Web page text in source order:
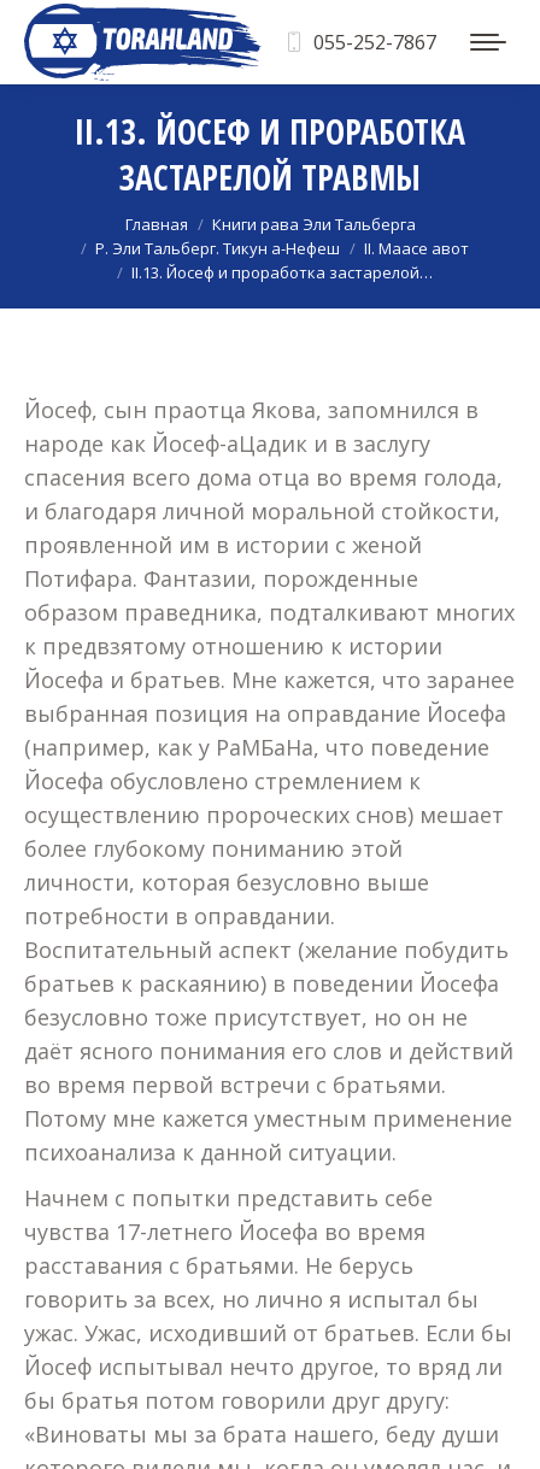
055-252-7867
II.13. ЙОСЕФ И ПРОРАБОТКА
ЗАСТАРЕЛОЙ ТРАВМЫ
Вы здесь:Главная
Книги рава Эли Тальберга
Р. Эли Тальберг. Тикун а-Нефеш
II. Маасе авот
II.13. Йосеф и проработка застарелой…
Йосеф, сын праотца Якова, запомнился в
народе как Йосеф-аЦадик и в заслугу
спасения всего дома отца во время голода,
и благодаря личной моральной стойкости,
проявленной им в истории с женой
Потифара. Фантазии, порожденные
образом праведника, подталкивают многих
к предвзятому отношению к истории
Йосефа и братьев. Мне кажется, что заранее
выбранная позиция на оправдание Йосефа
(например, как у РаМБаНа, что поведение
Йосефа обусловлено стремлением к
осуществлению пророческих снов) мешает
более глубокому пониманию этой
личности, которая безусловно выше
потребности в оправдании.
Воспитательный аспект (желание побудить
братьев к раскаянию) в поведении Йосефа
безусловно тоже присутствует, но он не
даёт ясного понимания его слов и действий
во время первой встречи с братьями.
Потому мне кажется уместным применение
психоанализа к данной ситуации.
Начнем с попытки представить себе
чувства 17-летнего Йосефа во время
расставания с братьями. Не берусь
говорить за всех, но лично я испытал бы
ужас. Ужас, исходивший от братьев. Если бы
Йосеф испытывал нечто другое, то вряд ли
бы братья потом говорили друг другу:
«Виноваты мы за брата нашего, беду души